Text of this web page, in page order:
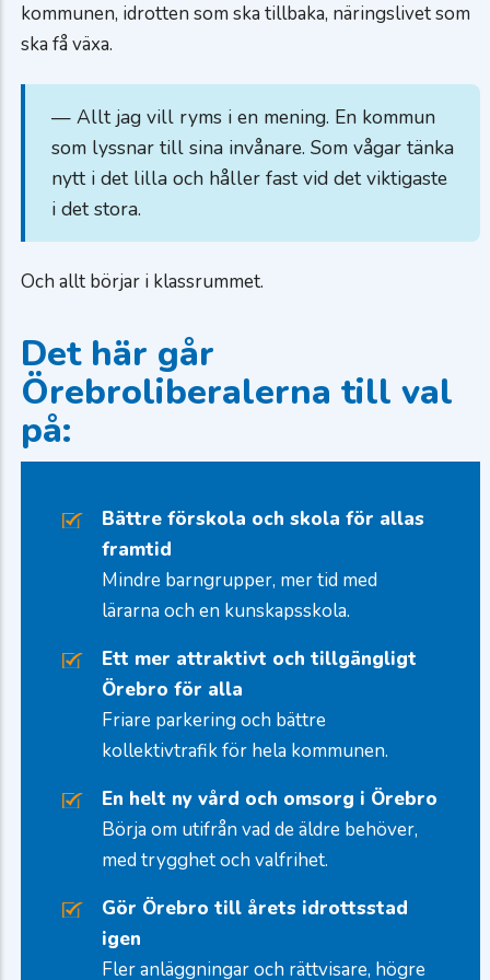
kommunen, idrotten som ska tillbaka, näringslivet som
ska få växa.
— Allt jag vill ryms i en mening. En kommun
som lyssnar till sina invånare. Som vågar tänka
nytt i det lilla och håller fast vid det viktigaste
i det stora.
Och allt börjar i klassrummet.
Det här går
Örebroliberalerna till val
på:
Bättre förskola och skola för allas
framtid
Mindre barngrupper, mer tid med
lärarna och en kunskapsskola.
Ett mer attraktivt och tillgängligt
Örebro för alla
Friare parkering och bättre
kollektivtrafik för hela kommunen.
En helt ny vård och omsorg i Örebro
Börja om utifrån vad de äldre behöver,
med trygghet och valfrihet.
Gör Örebro till årets idrottsstad
igen
Fler anläggningar och rättvisare, högre